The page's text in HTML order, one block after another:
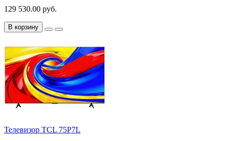
129 530.00 руб.
В корзину
Телевизор TCL 75P7L